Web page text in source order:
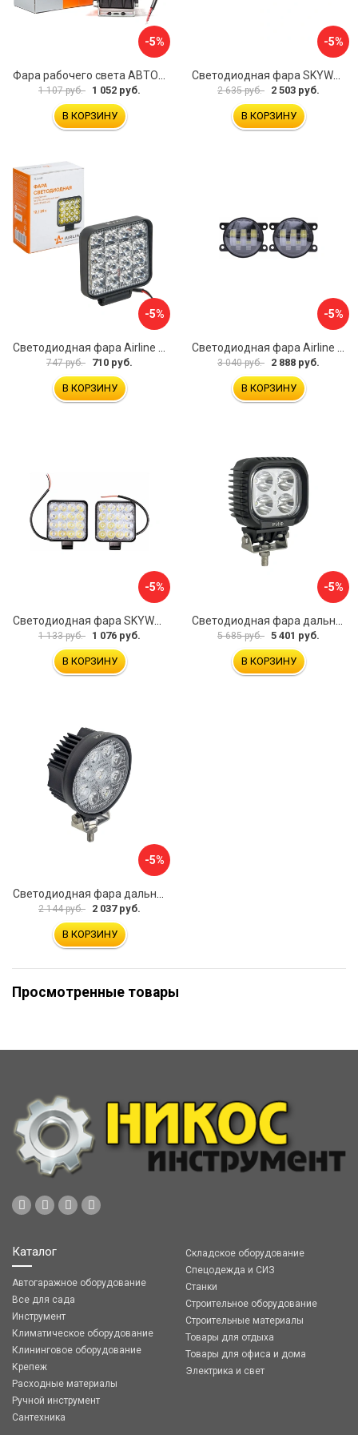
-5%
1 107 руб. 1 052 руб.
В КОРЗИНУ
-5%
2 635 руб. 2 503 руб.
В КОРЗИНУ
-5%
Светодиодная фара Airline ALED018
747 руб. 710 руб.
В КОРЗИНУ
-5%
Светодиодная фара Airline ALED079
3 040 руб. 2 888 руб.
В КОРЗИНУ
-5%
1 133 руб. 1 076 руб.
В КОРЗИНУ
-5%
5 685 руб. 5 401 руб.
В КОРЗИНУ
-5%
2 144 руб. 2 037 руб.
В КОРЗИНУ
Просмотренные товары
Каталог
Автогаражное оборудование
Все для сада
Инструмент
Климатическое оборудование
Клининговое оборудование
Крепеж
Расходные материалы
Ручной инструмент
Сантехника
Складское оборудование
Спецодежда и СИЗ
Станки
Строительное оборудование
Строительные материалы
Товары для отдыха
Товары для офиса и дома
Электрика и свет